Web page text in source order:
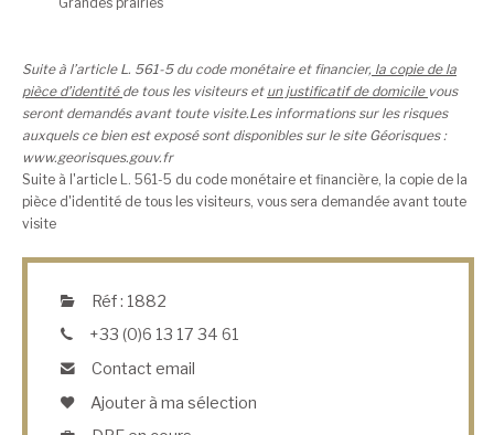
Suite à l’article L. 561-5 du code monétaire et financier, la copie de la
pièce d’identité de tous les visiteurs et un justificatif de domicile vous
seront demandés avant toute visite.Les informations sur les risques
auxquels ce bien est exposé sont disponibles sur le site Géorisques :
www.georisques.gouv.fr
Suite à l'article L. 561-5 du code monétaire et financière, la copie de la
pièce d'identité de tous les visiteurs, vous sera demandée avant toute
visite
Réf : 1882
+33 (0)6 13 17 34 61
Contact email
Ajouter à ma sélection